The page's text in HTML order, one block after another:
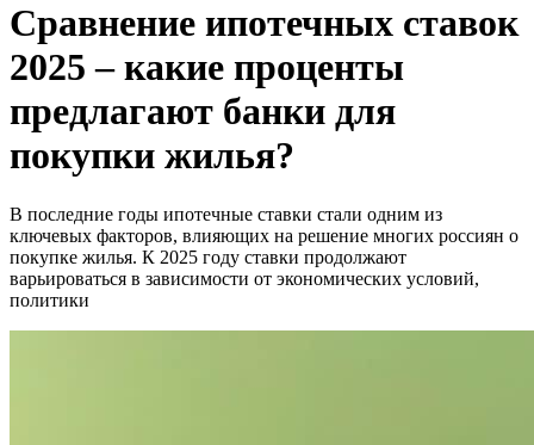
Сравнение ипотечных ставок
2025 – какие проценты
предлагают банки для
покупки жилья?
В последние годы ипотечные ставки стали одним из
ключевых факторов, влияющих на решение многих россиян о
покупке жилья. К 2025 году ставки продолжают
варьироваться в зависимости от экономических условий,
политики